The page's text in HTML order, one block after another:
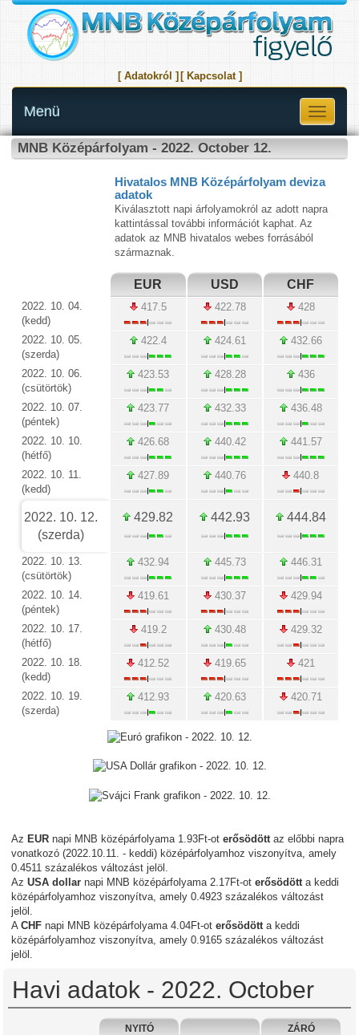
[ Adatokról ] [ Kapcsolat ]
Toggle
Menü
MNB Középárfolyam - 2022. October 12.
Hivatalos MNB Középárfolyam deviza
adatok
Kiválasztott napi árfolyamokról az adott napra
kattintással további információt kaphat. Az
adatok az MNB hivatalos webes forrásából
származnak.
EUR USD CHF
2022. 10. 04.
(kedd)
417.5 422.78 428
2022. 10. 05.
(szerda)
422.4 424.61 432.66
2022. 10. 06.
(csütörtök)
423.53 428.28 436
2022. 10. 07.
(péntek)
423.77 432.33 436.48
2022. 10. 10.
(hétfő)
426.68 440.42 441.57
2022. 10. 11.
(kedd)
427.89 440.76 440.8
2022. 10. 12.
(szerda)
429.82 442.93 444.84
2022. 10. 13.
(csütörtök)
432.94 445.73 446.31
2022. 10. 14.
(péntek)
419.61 430.37 429.94
2022. 10. 17.
(hétfő)
419.2 430.48 429.32
2022. 10. 18.
(kedd)
412.52 419.65 421
2022. 10. 19.
(szerda)
412.93 420.63 420.71
Az EUR napi MNB középárfolyama 1.93Ft-ot erősödött az előbbi napra
vonatkozó (2022.10.11. - keddi) középárfolyamhoz viszonyítva, amely
0.4511 százalékos változást jelöl.
Az USA dollar napi MNB középárfolyama 2.17Ft-ot erősödött a keddi
középárfolyamhoz viszonyítva, amely 0.4923 százalékos változást
jelöl.
A CHF napi MNB középárfolyama 4.04Ft-ot erősödött a keddi
középárfolyamhoz viszonyítva, amely 0.9165 százalékos változást
jelöl.
Havi adatok - 2022. October
NYITÓ ZÁRÓ